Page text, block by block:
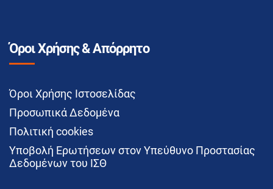
Όροι Χρήσης & Απόρρητο
Όροι Χρήσης Ιστοσελίδας
Προσωπικά Δεδομένα
Πολιτική cookies
Υποβολή Ερωτήσεων στον Υπεύθυνο Προστασίας
Δεδομένων του ΙΣΘ